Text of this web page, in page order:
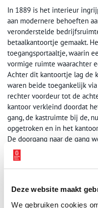
Deze website maakt
We gebruiken cookies
In 1889 is het interieur
aan modernere behoeften
veronderstelde
betaalkantoortje gemaakt.
toegangsportaaltje, waarin
vormige ruimte waarachter
Achter dit kantoortje lag de
waren beide toegankelijk
rechter voordeur tot de
kantoor verkleind doordat
gang, de kastruimte bij de,
opgetroken en in het
De doorgang naar de gang
woning bestaat uit een
voormalige opkamer,
betegelde kelder leidt. Ook
zolderverdieping met één
drie slaapkamers.